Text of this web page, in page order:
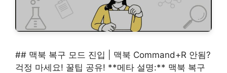
## 맥북 복구 모드 진입 | 맥북 Command+R 안됨?
걱정 마세요! 꿀팁 공유! **메타 설명:** 맥북 복구